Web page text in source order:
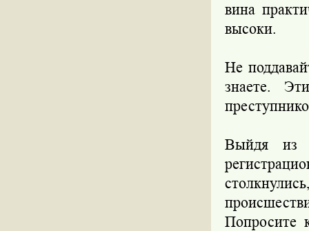
вина
высоки.
Не
знаете.
Выйдя из
Попросите